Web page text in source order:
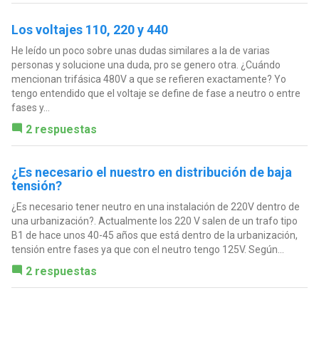
Los voltajes 110, 220 y 440
He leído un poco sobre unas dudas similares a la de varias
personas y solucione una duda, pro se genero otra. ¿Cuándo
mencionan trifásica 480V a que se refieren exactamente? Yo
tengo entendido que el voltaje se define de fase a neutro o entre
fases y...
2 respuestas
¿Es necesario el nuestro en distribución de baja
tensión?
¿Es necesario tener neutro en una instalación de 220V dentro de
una urbanización?. Actualmente los 220 V salen de un trafo tipo
B1 de hace unos 40-45 años que está dentro de la urbanización,
tensión entre fases ya que con el neutro tengo 125V. Según...
2 respuestas